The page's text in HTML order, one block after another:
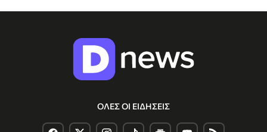
ΟΛΕΣ ΟΙ ΕΙΔΗΣΕΙΣ